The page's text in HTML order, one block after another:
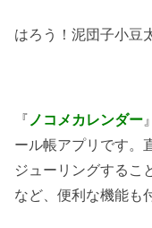
はろう！泥団子小豆
『 ノコメカレンダー
ール帳アプリです。
ジューリングするこ
など、便利な機能も